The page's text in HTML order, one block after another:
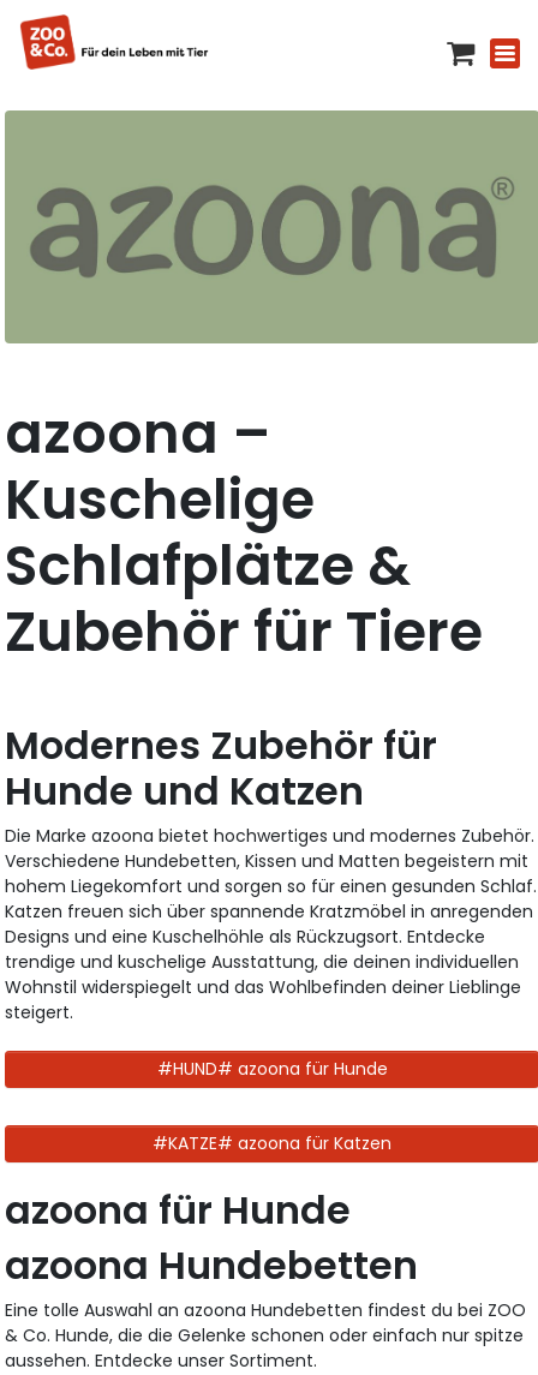
azoona –
Kuschelige
Schlafplätze &
Zubehör für Tiere
Modernes Zubehör für
Hunde und Katzen
Die Marke azoona bietet hochwertiges und modernes Zubehör.
Verschiedene Hundebetten, Kissen und Matten begeistern mit
hohem Liegekomfort und sorgen so für einen gesunden Schlaf.
Katzen freuen sich über spannende Kratzmöbel in anregenden
Designs und eine Kuschelhöhle als Rückzugsort. Entdecke
trendige und kuschelige Ausstattung, die deinen individuellen
Wohnstil widerspiegelt und das Wohlbefinden deiner Lieblinge
steigert.
#HUND# azoona für Hunde
#KATZE# azoona für Katzen
azoona für Hunde
azoona Hundebetten
Eine tolle Auswahl an azoona Hundebetten findest du bei ZOO
& Co. Hunde, die die Gelenke schonen oder einfach nur spitze
aussehen. Entdecke unser Sortiment.